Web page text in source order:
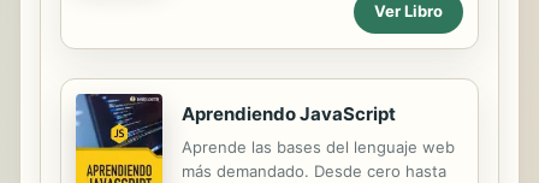
española en las áreas de Ingeniería
del Software y Bases de Datos y
grupos de investigación de Portugal
e Iberoamérica en estas dos áreas.
de Ingeniería de Software y
Ver Libro
Aprendiendo JavaScript
Aprende las bases del lenguaje web
más demandado. Desde cero hasta